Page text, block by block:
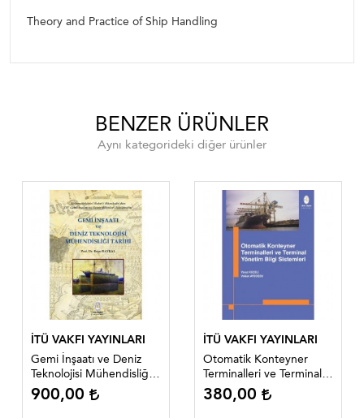
Theory and Practice of Ship Handling
BENZER ÜRÜNLER
Aynı kategorideki diğer ürünler
İTÜ VAKFI YAYINLARI
Gemi İnşaatı ve Deniz
Teknolojisi Mühendisliği
Tarihi - Prof. Dr. Reşat
Baykal
900,00
İTÜ VAKFI YAYINLARI
Otomatik Konteyner
Terminalleri ve Terminal
Yönetim Bilgi Sistemleri -
Yavuz Keçeli, Volkan
380,00